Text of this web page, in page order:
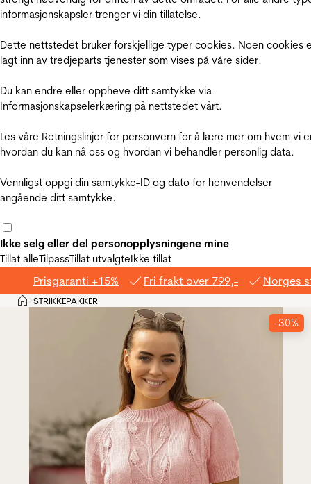
informasjonskapsler trenger vi din tillatelse.
Dette nettstedet bruker forskjellige typer cookies. Noen cookies
lagt inn av tredjeparts tjenester som vises på våre sider.
Du kan endre eller oppheve ditt samtykke via
Informasjonskapselerkæring på nettstedet vårt.
Les våre Retningslinjer for personvern for å lære mer om hvem vi
hvordan du kan nå oss og hvordan vi behandler personlig data.
Vennligst oppgi din samtykke-ID og dato for henvendelser
angående ditt samtykke.
Ikke selg eller del personopplysningene mine
Tillat alleTilpassTillat utvalgteIkke tillat
Prisgaranti +15% Fri frakt over 799,- Norges
Hjem
>STRIKKEPAKKER
-30%